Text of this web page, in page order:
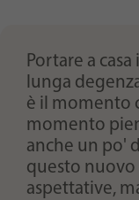
Portare a
lunga
è il momento
momento
anche un po'
questo nuovo
aspettative,